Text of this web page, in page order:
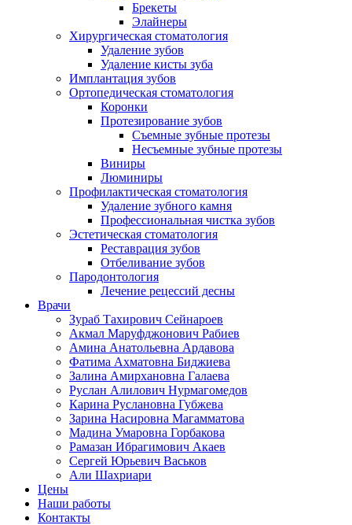
Брекеты
Элайнеры
Хирургическая стоматология
Удаление зубов
Удаление кисты зуба
Имплантация зубов
Ортопедическая стоматология
Коронки
Протезирование зубов
Съемные зубные протезы
Несъемные зубные протезы
Виниры
Люминиры
Профилактическая стоматология
Удаление зубного камня
Профессиональная чистка зубов
Эстетическая стоматология
Реставрация зубов
Отбеливание зубов
Пародонтология
Лечение рецессий десны
Врачи
Зураб Тахирович Сейнароев
Акмал Маруфджонович Рабиев
Амина Анатольевна Ардавова
Фатима Ахматовна Биджиева
Залина Амирхановна Галаева
Руслан Алилович Нурмагомедов
Карина Руслановна Губжева
Зарина Насировна Магамматова
Мадина Умаровна Горбакова
Рамазан Ибрагимович Акаев
Сергей Юрьевич Васьков
Али Шахриари
Цены
Наши работы
Контакты